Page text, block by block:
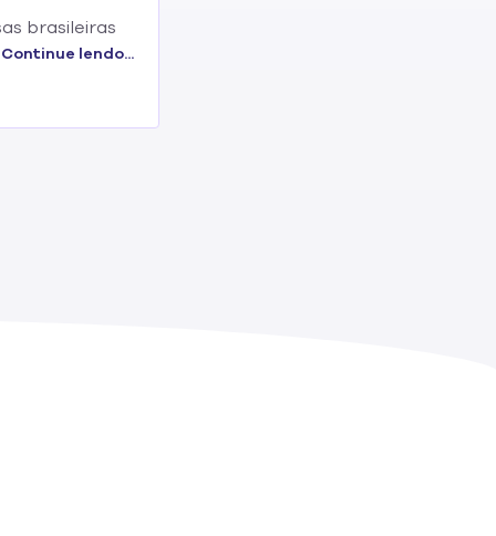
brasileiras
Continue lendo...